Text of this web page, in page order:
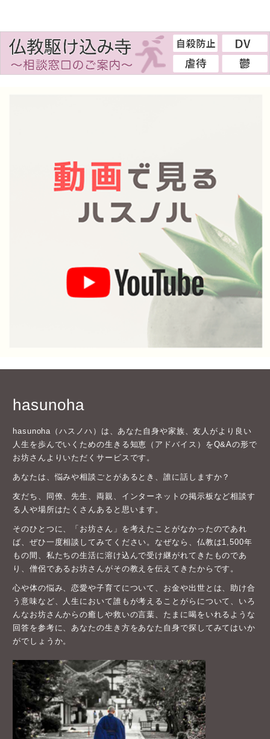
hasunoha
hasunoha（ハスノハ）は、あなた自身や家族、友人がより良い
人生を歩んでいくための生きる知恵（アドバイス）をQ&Aの形で
お坊さんよりいただくサービスです。
あなたは、悩みや相談ごとがあるとき、誰に話しますか？
友だち、同僚、先生、両親、インターネットの掲示板など相談す
る人や場所はたくさんあると思います。
そのひとつに、「お坊さん」を考えたことがなかったのであれ
ば、ぜひ一度相談してみてください。なぜなら、仏教は1,500年
もの間、私たちの生活に溶け込んで受け継がれてきたものであ
り、僧侶であるお坊さんがその教えを伝えてきたからです。
心や体の悩み、恋愛や子育てについて、お金や出世とは、助け合
う意味など、人生において誰もが考えることがらについて、いろ
んなお坊さんからの癒しや救いの言葉、たまに喝をいれるような
回答を参考に、あなたの生き方をあなた自身で探してみてはいか
がでしょうか。